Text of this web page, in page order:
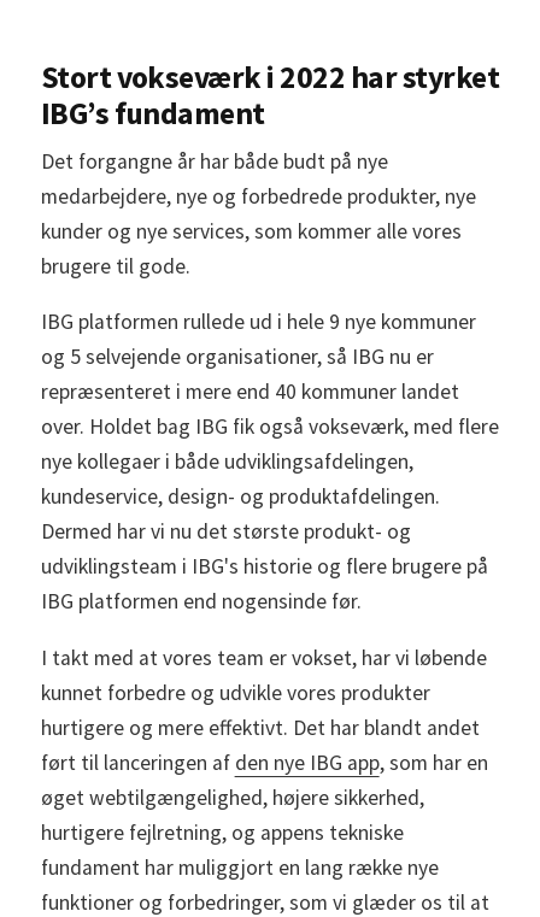
Stort vokseværk i 2022 har styrket
IBG’s fundament
Det forgangne år har både budt på nye
medarbejdere, nye og forbedrede produkter, nye
kunder og nye services, som kommer alle vores
brugere til gode.
IBG platformen rullede ud i hele 9 nye kommuner
og 5 selvejende organisationer, så IBG nu er
repræsenteret i mere end 40 kommuner landet
over. Holdet bag IBG fik også vokseværk, med flere
nye kollegaer i både udviklingsafdelingen,
kundeservice, design- og produktafdelingen.
Dermed har vi nu det største produkt- og
udviklingsteam i IBG's historie og flere brugere på
IBG platformen end nogensinde før.
I takt med at vores team er vokset, har vi løbende
kunnet forbedre og udvikle vores produkter
hurtigere og mere effektivt. Det har blandt andet
ført til lanceringen af den nye IBG app, som har en
øget webtilgængelighed, højere sikkerhed,
hurtigere fejlretning, og appens tekniske
fundament har muliggjort en lang række nye
funktioner og forbedringer, som vi glæder os til at